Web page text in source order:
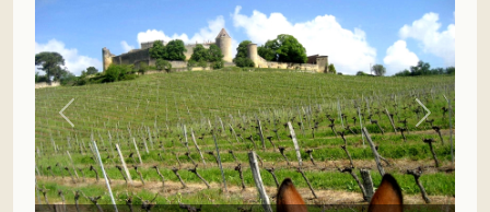
Précédent Suivant